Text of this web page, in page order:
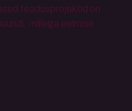
teadusprojektid on
millega eelmise